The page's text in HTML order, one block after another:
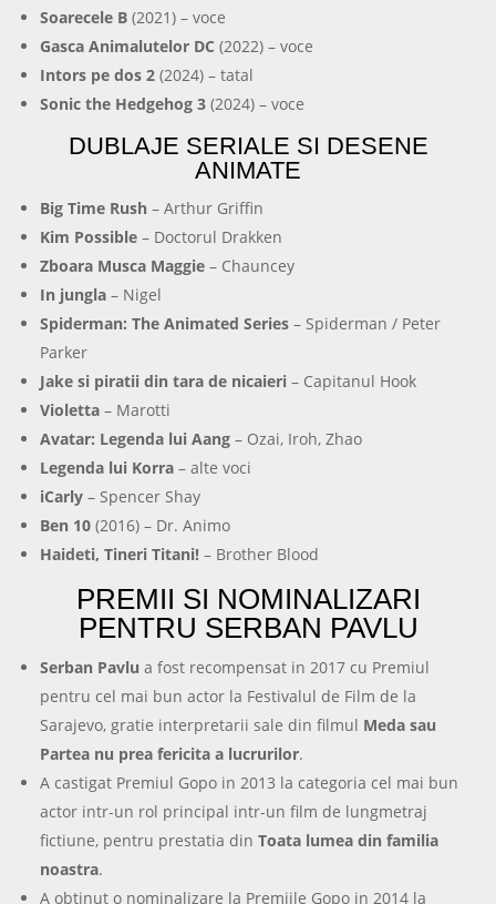
Soarecele B (2021) – voce
Gasca Animalutelor DC (2022) – voce
Intors pe dos 2 (2024) – tatal
Sonic the Hedgehog 3 (2024) – voce
DUBLAJE SERIALE SI DESENE
ANIMATE
Big Time Rush – Arthur Griffin
Kim Possible – Doctorul Drakken
Zboara Musca Maggie – Chauncey
In jungla – Nigel
Spiderman: The Animated Series – Spiderman / Peter
Parker
Jake si piratii din tara de nicaieri – Capitanul Hook
Violetta – Marotti
Avatar: Legenda lui Aang – Ozai, Iroh, Zhao
Legenda lui Korra – alte voci
iCarly – Spencer Shay
Ben 10 (2016) – Dr. Animo
Haideti, Tineri Titani! – Brother Blood
PREMII SI NOMINALIZARI
PENTRU SERBAN PAVLU
Serban Pavlu a fost recompensat in 2017 cu Premiul
pentru cel mai bun actor la Festivalul de Film de la
Sarajevo, gratie interpretarii sale din filmul Meda sau
Partea nu prea fericita a lucrurilor.
A castigat Premiul Gopo in 2013 la categoria cel mai bun
actor intr-un rol principal intr-un film de lungmetraj
fictiune, pentru prestatia dinToata lumea din familia
noastra.
A obtinut o nominalizare la Premiile Gopo in 2014 la